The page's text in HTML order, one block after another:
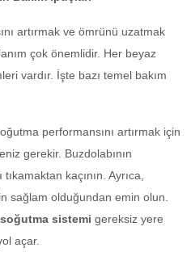
artırmak ve ömrünü uzatmak
çok önemlidir. Her beyaz
vardır. İşte bazı temel bakım
performansını artırmak için
gerekir. Buzdolabının
kaçının. Ayrıca,
sağlam olduğundan emin olun.
soğutma sistemi gereksiz yere
açar.